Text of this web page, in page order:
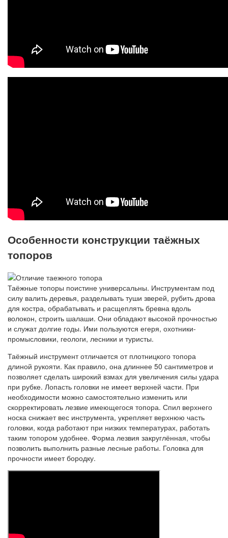
Особенности конструкции таёжных
топоров
Таёжные топоры поистине универсальны. Инструментам под
силу валить деревья, разделывать туши зверей, рубить дрова
для костра, обрабатывать и расщеплять бревна вдоль
волокон, строить шалаши. Они обладают высокой прочностью
и служат долгие годы. Ими пользуются егеря, охотники-
промысловики, геологи, лесники и туристы.
Таёжный инструмент отличается от плотницкого топора
длиной рукояти. Как правило, она длиннее 50 сантиметров и
позволяет сделать широкий взмах для увеличения силы удара
при рубке. Лопасть головки не имеет верхней части. При
необходимости можно самостоятельно изменить или
скорректировать лезвие имеющегося топора. Спил верхнего
носка снижает вес инструмента, укрепляет верхнюю часть
головки, когда работают при низких температурах, работать
таким топором удобнее. Форма лезвия закруглённая, чтобы
позволить выполнить разные лесные работы. Головка для
прочности имеет бородку.